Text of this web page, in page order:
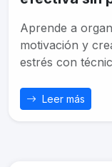
Aprende a
motivación y
estrés con
Leer más